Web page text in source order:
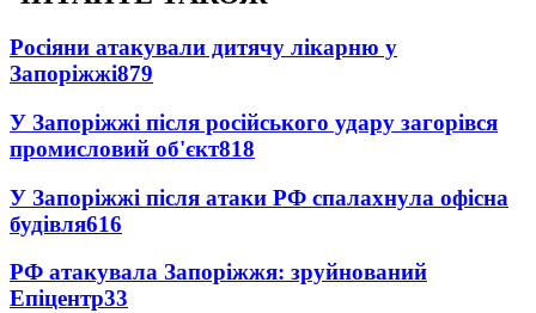
Росіяни атакували дитячу лікарню у
Запоріжжі879
У Запоріжжі після російського удару загорівся
промисловий об'єкт818
У Запоріжжі після атаки РФ спалахнула офісна
будівля616
РФ атакувала Запоріжжя: зруйнований
Епіцентр33